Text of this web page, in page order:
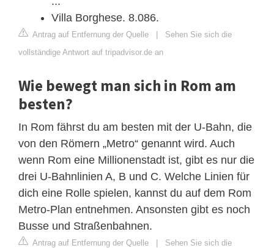
Villa Borghese. 8.086.
Antrag auf Entfernung der Quelle | Sehen Sie sich die
vollständige Antwort auf tripadvisor.de an
Wie bewegt man sich in Rom am
besten?
In Rom fährst du am besten mit der U-Bahn, die
von den Römern „Metro“ genannt wird. Auch
wenn Rom eine Millionenstadt ist, gibt es nur die
drei U-Bahnlinien A, B und C. Welche Linien für
dich eine Rolle spielen, kannst du auf dem Rom
Metro-Plan entnehmen. Ansonsten gibt es noch
Busse und Straßenbahnen.
Antrag auf Entfernung der Quelle | Sehen Sie sich die